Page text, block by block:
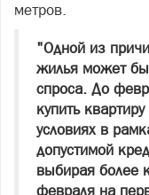
метров.
"Одной из
жилья может
спроса. До
купить
условиях в
допустимой
выбирая более
февраля на